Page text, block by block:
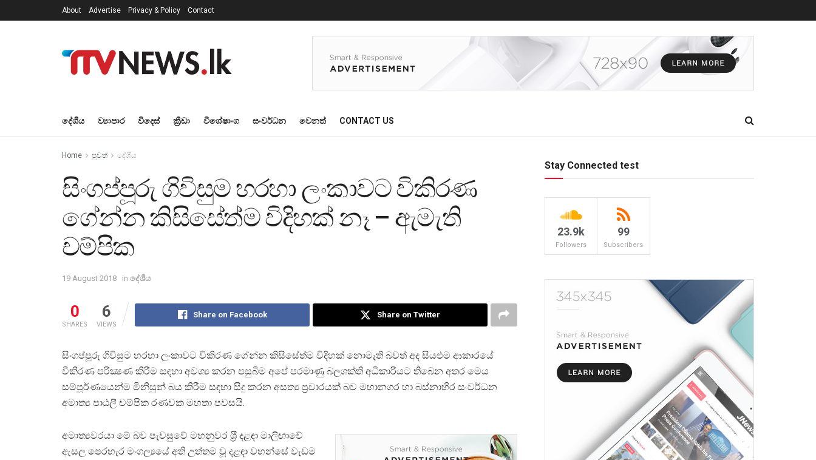
About Advertise Privacy & Policy Contact
දේශීය ව්‍යාපාර විදෙස් ක්‍රීඩා විශේෂාංග සංවර්ධන වෙනත් CONTACT US
Home පුවත් දේශීය
සිංගප්පූරු ගිවිසුම හරහා ලංකාවට විකිරණ
ගේන්න කිසිසේත්ම විදිහක් නෑ – ඇමැති
චම්පික
19 August 2018 in දේශීය
0
SHARES
6
VIEWS
Share on Facebook Share on Twitter
සිංගප්පූරු ගිවිසුම හරහා ලංකාවට විකිරණ ගේන්න කිසිසේත්ම විදිහක් නොමැති බවත් අද සියළුම ආකාරයේ
විකිරණ පරික්‍ෂණ කිරීම සඳහා අවශ්‍ය කරන පසුබිම අපේ පරමාණු බලශක්ති අධිකාරියට තිබෙන අතර මෙය
සම්පූර්ණයෙන්ම මිනිසුන් බය කිරීම සඳහා සිදු කරන අසත්‍ය ප‍්‍රචාරයක් බව මහානගර හා බස්නාහිර සංවර්ධන
අමාත්‍ය පාඨලී චම්පික රණවක මහතා පවසයි.
අමාත්‍යවරයා මේ බව පැවසුවේ මහනුවර ශ‍්‍රී දළඳා මාලිඟාවේ
ඇසල පෙරහැර මංගල්‍යයේ අති උත්තම වූ දළඳා වහන්සේ වැඩම
Stay Connected test
23.9k
Followers
99
Subscribers